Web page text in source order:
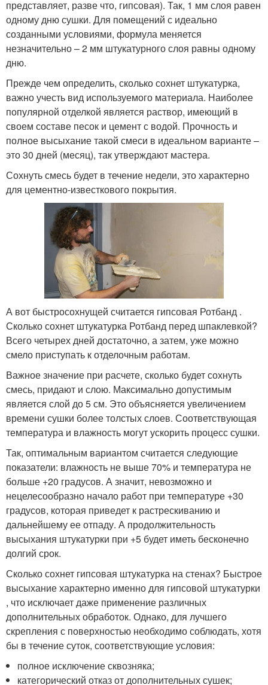
представляет, разве что, гипсовая). Так, 1 мм слоя равен
одному дню сушки. Для помещений с идеально
созданными условиями, формула меняется
незначительно – 2 мм штукатурного слоя равны одному
дню.
Прежде чем определить, сколько сохнет штукатурка,
важно учесть вид используемого материала. Наиболее
популярной отделкой является раствор, имеющий в
своем составе песок и цемент с водой. Прочность и
полное высыхание такой смеси в идеальном варианте –
это 30 дней (месяц), так утверждают мастера.
Сохнуть смесь будет в течение недели, это характерно
для цементно-известкового покрытия.
А вот быстросохнущей считается гипсовая Ротбанд .
Сколько сохнет штукатурка Ротбанд перед шпаклевкой?
Всего четырех дней достаточно, а затем, уже можно
смело приступать к отделочным работам.
Важное значение при расчете, сколько будет сохнуть
смесь, придают и слою. Максимально допустимым
является слой до 5 см. Это объясняется увеличением
времени сушки более толстых слоев. Соответствующая
температура и влажность могут ускорить процесс сушки.
Так, оптимальным вариантом считается следующие
показатели: влажность не выше 70% и температура не
больше +20 градусов. А значит, невозможно и
нецелесообразно начало работ при температуре +30
градусов, которая приведет к растрескиванию и
дальнейшему ее отпаду. А продолжительность
высыхания штукатурки при +5 будет иметь бесконечно
долгий срок.
Сколько сохнет гипсовая штукатурка на стенах? Быстрое
высыхание характерно именно для гипсовой штукатурки
, что исключает даже применение различных
дополнительных обработок. Однако, для лучшего
скрепления с поверхностью необходимо соблюдать, хотя
бы в течение суток, соответствующие условия:
полное исключение сквозняка;
категорический отказ от дополнительных сушек;